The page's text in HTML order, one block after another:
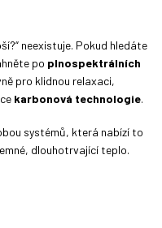
neexistuje. Pokud hledáte
po plnospektrálních
pro klidnou relaxaci,
karbonová technologie.
systémů, která nabízí to
dlouhotrvající teplo.